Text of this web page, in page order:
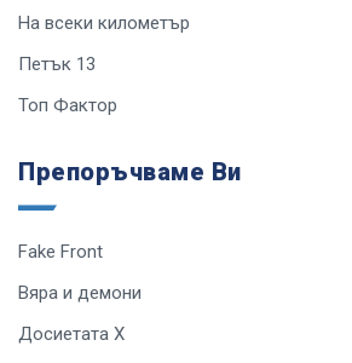
На всеки километър
Петък 13
Топ Фактор
Препоръчваме Ви
Fake Front
Вяра и демони
Досиетата Х